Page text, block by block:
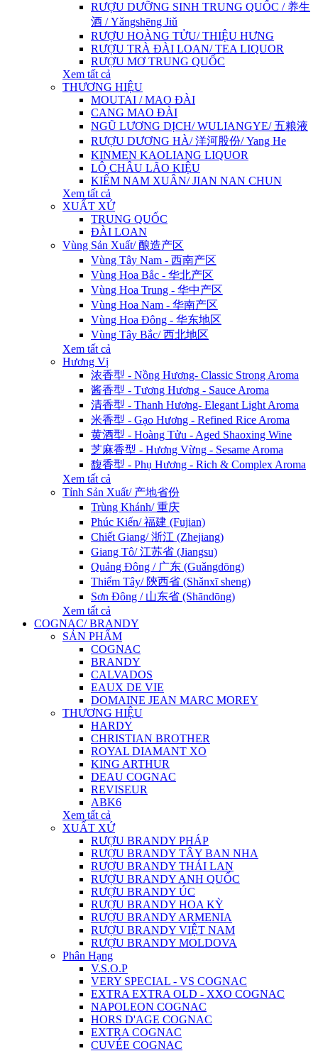
RƯỢU DƯỠNG SINH TRUNG QUỐC / 养生
酒 / Yǎngshēng Jiǔ
RƯỢU HOÀNG TỬU/ THIỆU HƯNG
RƯỢU TRÀ ĐÀI LOAN/ TEA LIQUOR
RƯỢU MƠ TRUNG QUỐC
Xem tất cả
THƯƠNG HIỆU
MOUTAI / MAO ĐÀI
CANG MAO ĐÀI
NGŨ LƯƠNG DỊCH/ WULIANGYE/ 五粮液
RƯỢU DƯƠNG HÀ/ 洋河股份/ Yang He
KINMEN KAOLIANG LIQUOR
LÔ CHÂU LÃO KIỆU
KIẾM NAM XUÂN/ JIAN NAN CHUN
Xem tất cả
XUẤT XỨ
TRUNG QUỐC
ĐÀI LOAN
Vùng Sản Xuất/ 酿造产区
Vùng Tây Nam - 西南产区
Vùng Hoa Bắc - 华北产区
Vùng Hoa Trung - 华中产区
Vùng Hoa Nam - 华南产区
Vùng Hoa Đông - 华东地区
Vùng Tây Bắc/ 西北地区
Xem tất cả
Hương Vị
浓香型 - Nồng Hương- Classic Strong Aroma
酱香型 - Tương Hương - Sauce Aroma
清香型 - Thanh Hương- Elegant Light Aroma
米香型 - Gạo Hương - Refined Rice Aroma
黄酒型 - Hoàng Tửu - Aged Shaoxing Wine
芝麻香型 - Hương Vừng - Sesame Aroma
馥香型 - Phụ Hương - Rich & Complex Aroma
Xem tất cả
Tỉnh Sản Xuất/ 产地省份
Trùng Khánh/ 重庆
Phúc Kiến/ 福建 (Fujian)
Chiết Giang/ 浙江 (Zhejiang)
Giang Tô/ 江苏省 (Jiangsu)
Quảng Đông / 广东 (Guǎngdōng)
Thiểm Tây/ 陝西省 (Shǎnxī sheng)
Sơn Đông / 山东省 (Shāndōng)
Xem tất cả
COGNAC/ BRANDY
SẢN PHẨM
COGNAC
BRANDY
CALVADOS
EAUX DE VIE
DOMAINE JEAN MARC MOREY
THƯƠNG HIỆU
HARDY
CHRISTIAN BROTHER
ROYAL DIAMANT XO
KING ARTHUR
DEAU COGNAC
REVISEUR
ABK6
Xem tất cả
XUẤT XỨ
RƯỢU BRANDY PHÁP
RƯỢU BRANDY TÂY BAN NHA
RƯỢU BRANDY THÁI LAN
RƯỢU BRANDY ANH QUỐC
RƯỢU BRANDY ÚC
RƯỢU BRANDY HOA KỲ
RƯỢU BRANDY ARMENIA
RƯỢU BRANDY VIỆT NAM
RƯỢU BRANDY MOLDOVA
Phân Hạng
V.S.O.P
VERY SPECIAL - VS COGNAC
EXTRA EXTRA OLD - XXO COGNAC
NAPOLEON COGNAC
HORS D'AGE COGNAC
EXTRA COGNAC
CUVÉE COGNAC